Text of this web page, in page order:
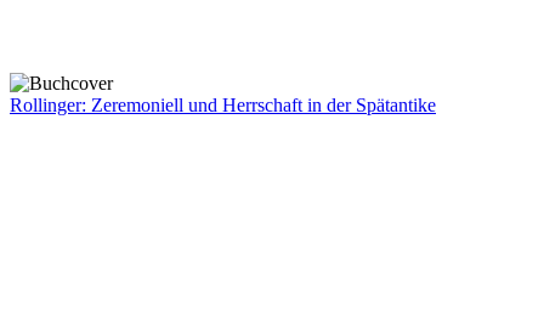
Rollinger: Zeremoniell und Herrschaft in der Spätantike